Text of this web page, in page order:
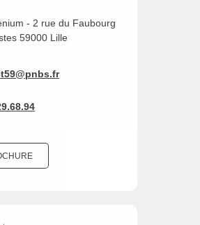
- 2 rue du Faubourg
59000 Lille